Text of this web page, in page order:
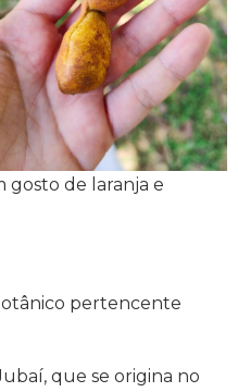
gosto de laranja e
pertencente
que se origina no